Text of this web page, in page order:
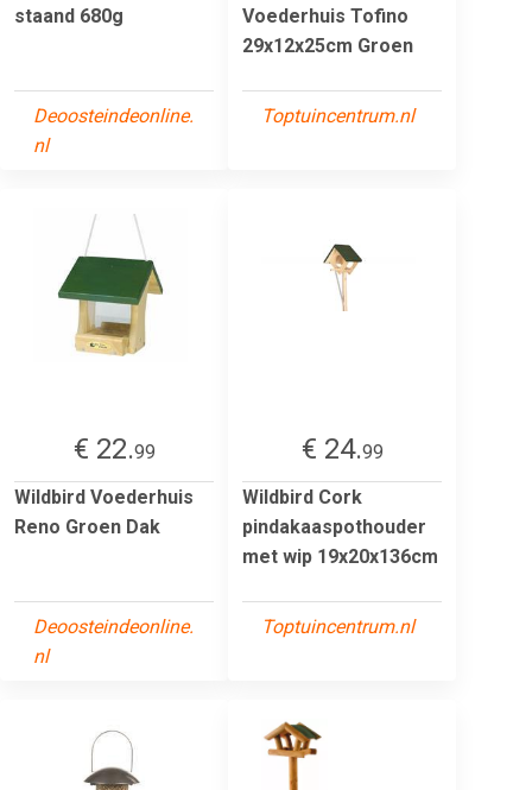
staand 680g
Deoosteindeonline.
nl
Voederhuis Tofino
29x12x25cm Groen
Toptuincentrum.nl
€ 22.99
Wildbird Voederhuis
Reno Groen Dak
Deoosteindeonline.
nl
€ 24.99
Wildbird Cork
pindakaaspothouder
met wip 19x20x136cm
Toptuincentrum.nl